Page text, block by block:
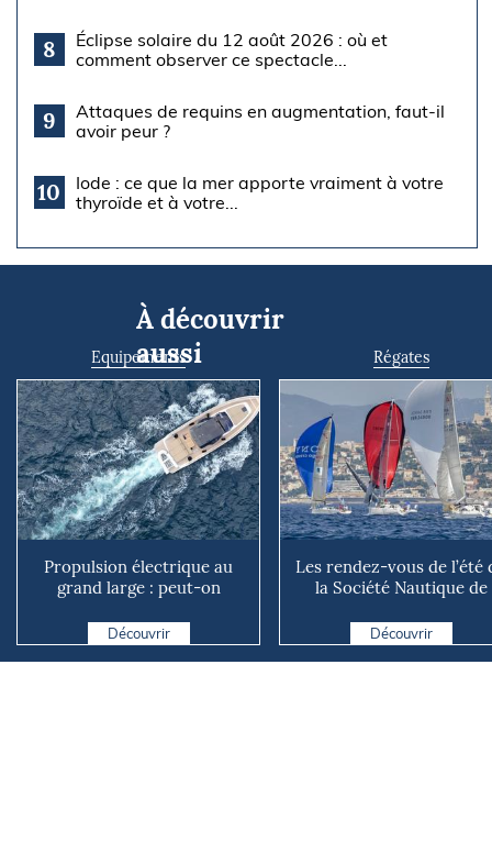
8
Éclipse solaire du 12 août 2026 : où et
comment observer ce spectacle...
9
Attaques de requins en augmentation, faut-il
avoir peur ?
10
Iode : ce que la mer apporte vraiment à votre
thyroïde et à votre...
À découvrir
aussi
Equipements
Propulsion électrique au
grand large : peut-on
Découvrir
Régates
Les rendez-vous de l’été
la Société Nautique de
Découvrir